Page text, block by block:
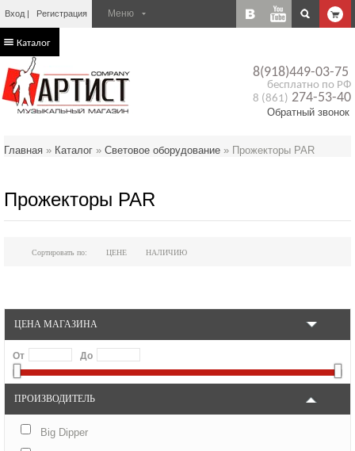
Вход Регистрация
8(918)449-03-75
бесплатно по РФ
8 (861) 274-53-40
Обратный звонок
Каталог
Главная » Каталог » Световое оборудование » Прожекторы PAR
Прожекторы PAR
Сортировать по: ЦЕНЕ НАЛИЧИЮ
ЦЕНА МАГАЗИНА
От До
ПРОИЗВОДИТЕЛЬ
Big Dipper